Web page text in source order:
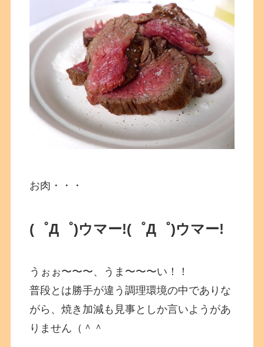
お肉・・・
(゜Д゜)ウマー!(゜Д゜)ウマー!
うぉぉ〜〜〜、うま〜〜〜い！！
普段とは勝手が違う調理環境の中でありな
がら、焼き加減も見事としか言いようがあ
りません（＾＾